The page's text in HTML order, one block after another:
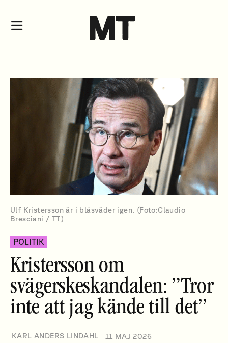
Ulf Kristersson är i blåsväder igen. (Foto:Claudio
Bresciani / TT)
POLITIK
Kristersson om
svägerskeskandalen: ”Tror
inte att jag kände till det”
KARL ANDERS LINDAHL 11 MAJ 2026